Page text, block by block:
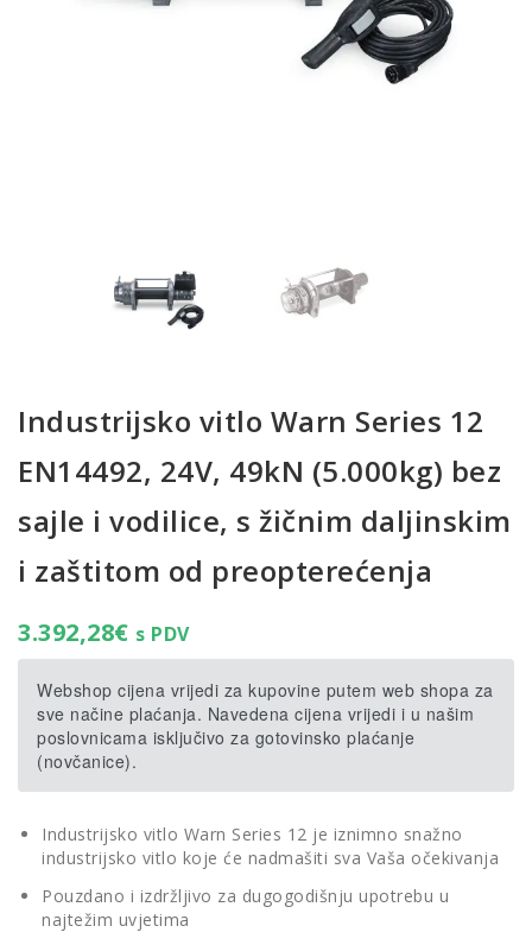
Industrijsko vitlo Warn Series 12
EN14492, 24V, 49kN (5.000kg) bez
sajle i vodilice, s žičnim daljinskim
i zaštitom od preopterećenja
3.392,28€ s PDV
Webshop cijena vrijedi za kupovine putem web shopa za
sve načine plaćanja. Navedena cijena vrijedi i u našim
poslovnicama isključivo za gotovinsko plaćanje
(novčanice).
Industrijsko vitlo Warn Series 12 je iznimno snažno
industrijsko vitlo koje će nadmašiti sva Vaša očekivanja
Pouzdano i izdržljivo za dugogodišnju upotrebu u
najtežim uvjetima